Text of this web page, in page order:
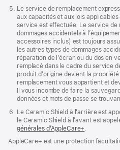
Le service de remplacement
aux capacités et aux lois
service est effectuée. Le service de
dommages accidentels à
accessoires inclus) est toujours
les autres types de dommages
réparation de l’écran ou du dos en
remplacé dans le cadre du service
produit d’origine devient la propriété
remplacement vous appartient et
Il vous incombe de faire la
données et mots de passe se
Le Ceramic Shield à l’arrière est
le Ceramic Shield à l’avant est
générales d’AppleCare+
AppleCare+ est une protection